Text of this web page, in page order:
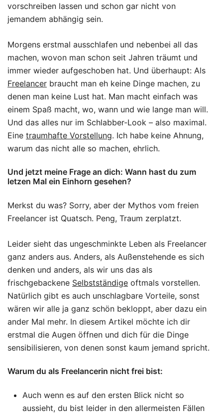
vorschreiben lassen und schon gar nicht von
jemandem abhängig sein.
Morgens erstmal ausschlafen und nebenbei all das
machen, wovon man schon seit Jahren träumt und
immer wieder aufgeschoben hat. Und überhaupt: Als
Freelancer braucht man eh keine Dinge machen, zu
denen man keine Lust hat. Man macht einfach was
einem Spaß macht, wo, wann und wie lange man will.
Und das alles nur im Schlabber-Look – also maximal.
Eine traumhafte Vorstellung. Ich habe keine Ahnung,
warum das nicht alle so machen, ehrlich.
Und jetzt meine Frage an dich: Wann hast du zum
letzen Mal ein Einhorn gesehen?
Merkst du was? Sorry, aber der Mythos vom freien
Freelancer ist Quatsch. Peng, Traum zerplatzt.
Leider sieht das ungeschminkte Leben als Freelancer
ganz anders aus. Anders, als Außenstehende es sich
denken und anders, als wir uns das als
frischgebackene Selbstständige oftmals vorstellen.
Natürlich gibt es auch unschlagbare Vorteile, sonst
wären wir alle ja ganz schön bekloppt, aber dazu ein
ander Mal mehr. In diesem Artikel möchte ich dir
erstmal die Augen öffnen und dich für die Dinge
sensibilisieren, von denen sonst kaum jemand spricht.
Warum du als Freelancerin nicht frei bist:
Auch wenn es auf den ersten Blick nicht so
aussieht, du bist leider in den allermeisten Fällen